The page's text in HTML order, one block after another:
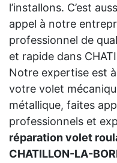
l’installons. C’est
appel à notre
professionnel de
et rapide dans
Notre expertise est
votre volet
métallique, faites
professionnels et
réparation volet
CHATILLON-LA-